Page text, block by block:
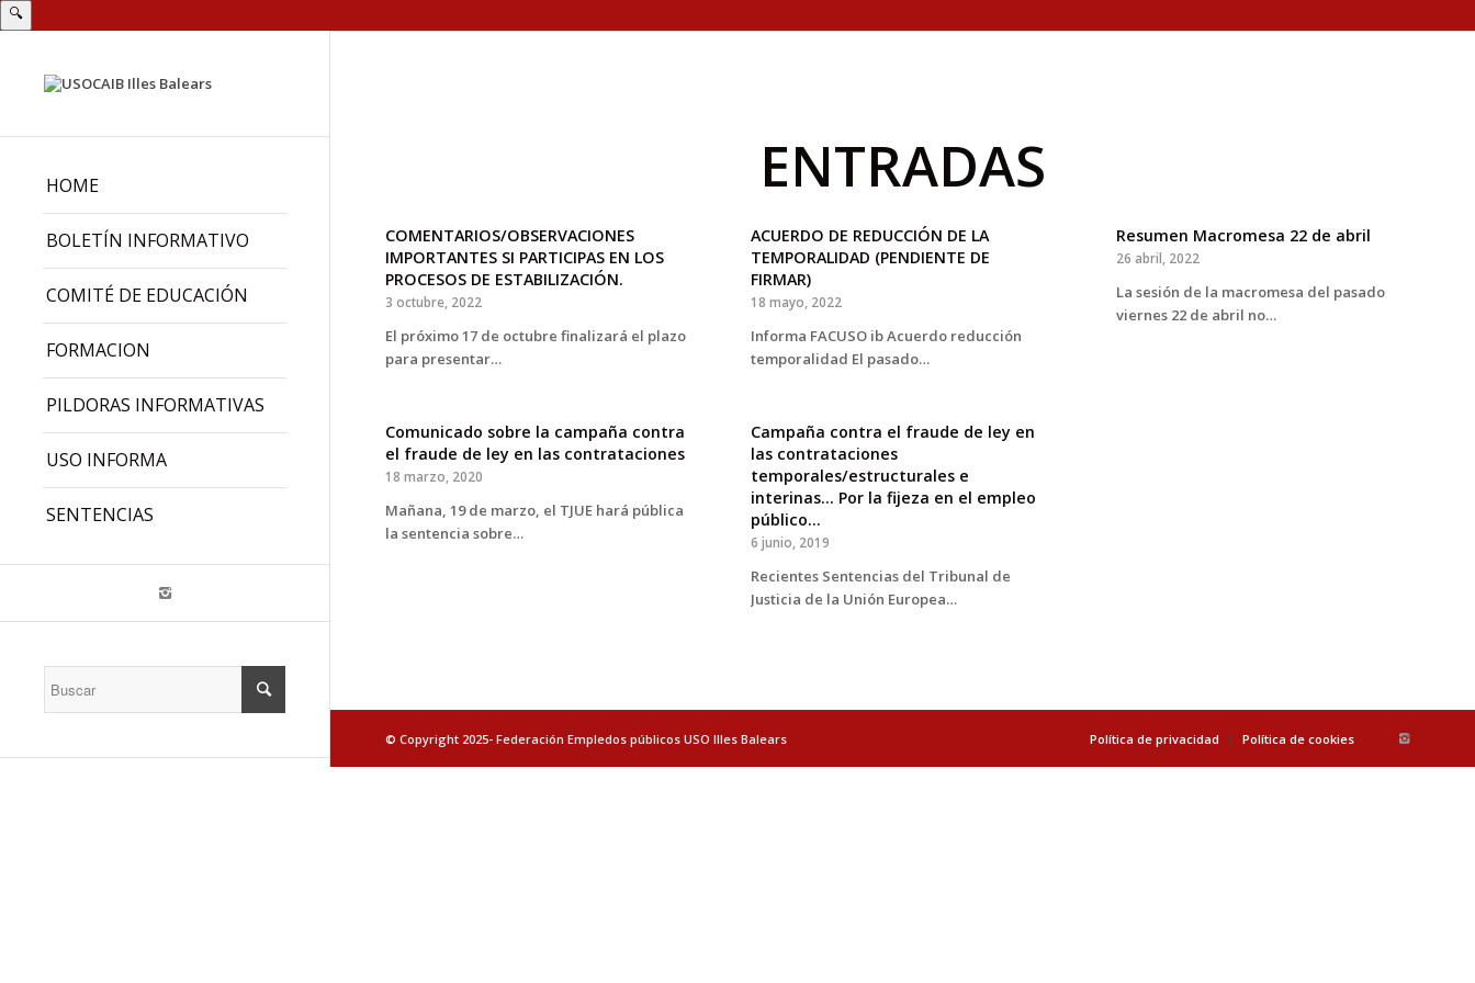
🔍
HOME
BOLETÍN INFORMATIVO
COMITÉ DE EDUCACIÓN
FORMACION
PILDORAS INFORMATIVAS
USO INFORMA
SENTENCIAS
ENTRADAS
COMENTARIOS/OBSERVACIONES
IMPORTANTES SI PARTICIPAS EN LOS
PROCESOS DE ESTABILIZACIÓN.
3 octubre, 2022
El próximo 17 de octubre finalizará el plazo
para presentar…
ACUERDO DE REDUCCIÓN DE LA
TEMPORALIDAD (PENDIENTE DE
FIRMAR)
18 mayo, 2022
Informa FACUSO ib Acuerdo reducción
temporalidad El pasado…
Resumen Macromesa 22 de abril
26 abril, 2022
La sesión de la macromesa del pasado
viernes 22 de abril no…
Comunicado sobre la campaña contra
el fraude de ley en las contrataciones
18 marzo, 2020
Mañana, 19 de marzo, el TJUE hará pública
la sentencia sobre…
Campaña contra el fraude de ley en
las contrataciones
temporales/estructurales e
interinas... Por la fijeza en el empleo
público...
6 junio, 2019
Recientes Sentencias del Tribunal de
Justicia de la Unión Europea…
© Copyright 2025- Federación Empledos públicos USO Illes Balears Política de privacidad Política de cookies